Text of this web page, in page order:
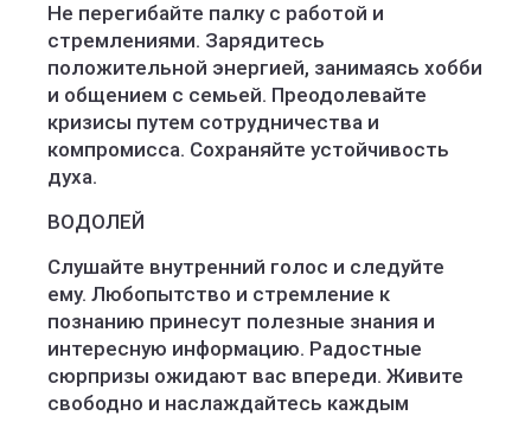
Не перегибайте палку с работой и
стремлениями. Зарядитесь
положительной энергией, занимаясь хобби
и общением с семьей. Преодолевайте
кризисы путем сотрудничества и
компромисса. Сохраняйте устойчивость
духа.
ВОДОЛЕЙ
Слушайте внутренний голос и следуйте
ему. Любопытство и стремление к
познанию принесут полезные знания и
интересную информацию. Радостные
сюрпризы ожидают вас впереди. Живите
свободно и наслаждайтесь каждым